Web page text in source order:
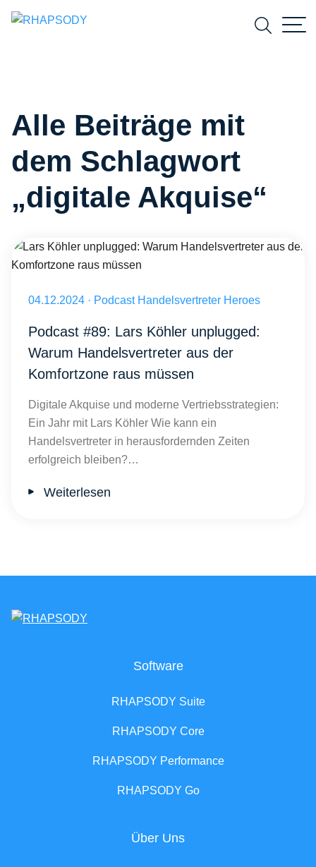
Suchen
Alle Beiträge mit
dem Schlagwort
„digitale Akquise“
Veröffentlicht am 04.12.2024
04.12.2024 · Podcast Handelsvertreter Heroes
Podcast #89: Lars Köhler unplugged:
Warum Handelsvertreter aus der
Komfortzone raus müssen
Digitale Akquise und moderne Vertriebsstrategien:
Ein Jahr mit Lars Köhler Wie kann ein
Handelsvertreter in herausfordernden Zeiten
erfolgreich bleiben?…
Weiterlesen
Software
RHAPSODY Suite
RHAPSODY Core
RHAPSODY Performance
RHAPSODY Go
Über Uns